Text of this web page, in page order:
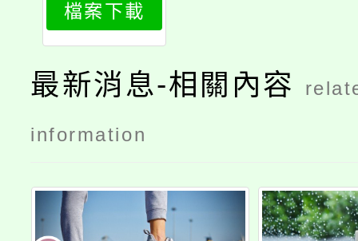
檔案下載
最新消息-相關內容
information